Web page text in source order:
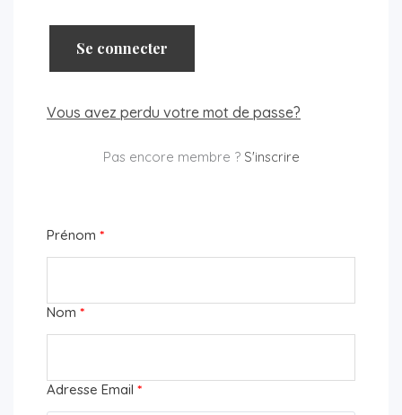
Se connecter
Vous avez perdu votre mot de passe?
Pas encore membre ? S'inscrire
Prénom *
Nom *
Adresse Email *